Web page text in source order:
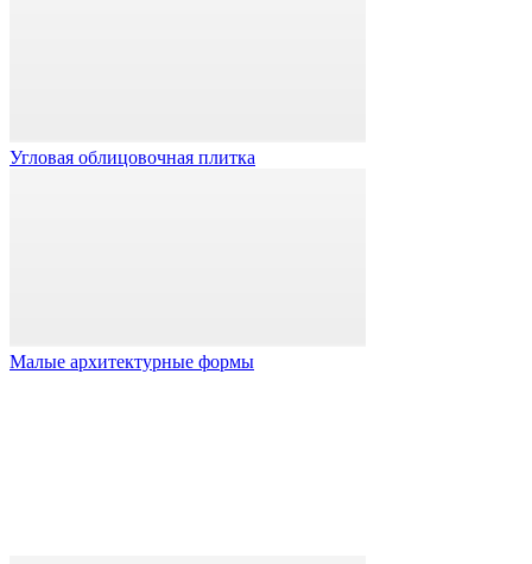
Угловая облицовочная плитка
Малые архитектурные формы